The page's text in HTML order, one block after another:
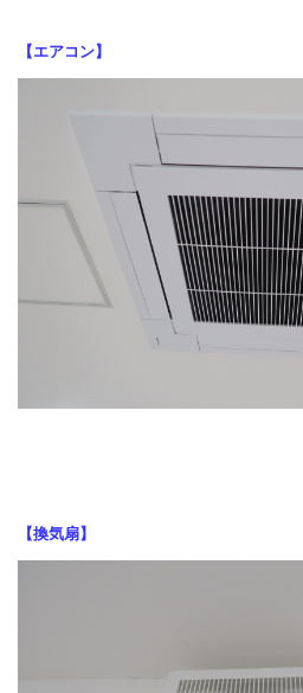
【エアコン】
【換気扇】